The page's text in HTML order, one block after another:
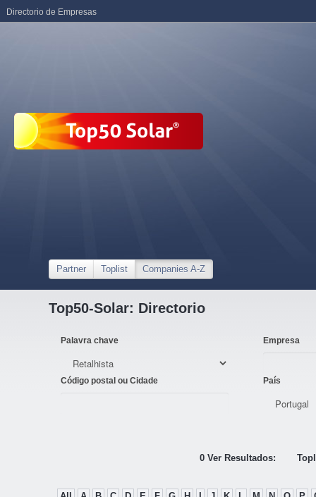
Partner Toplist Companies A-Z
Top50-Solar: Directorio
Palavra chave Empresa
Código postal ou Cidade País
0 Ver Resultados:
Directorio de Empresas